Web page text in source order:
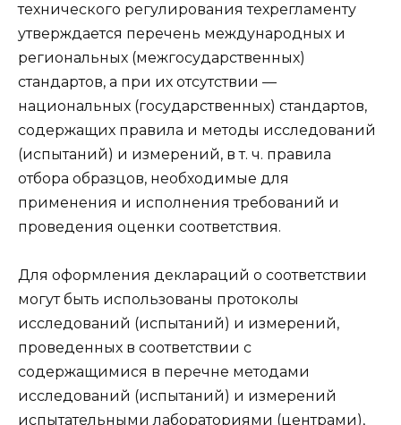
технического регулирования техрегламенту
утверждается перечень международных и
региональных (межгосударственных)
стандартов, а при их отсутствии —
национальных (государственных) стандартов,
содержащих правила и методы исследований
(испытаний) и измерений, в т. ч. правила
отбора образцов, необходимые для
применения и исполнения требований и
проведения оценки соответствия.
Для оформления деклараций о соответствии
могут быть использованы протоколы
исследований (испытаний) и измерений,
проведенных в соответствии с
содержащимися в перечне методами
исследований (испытаний) и измерений
испытательными лабораториями (центрами),